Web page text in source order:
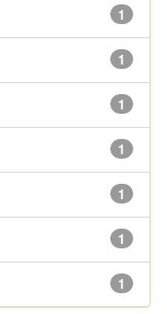
1
1
1
1
1
1
1